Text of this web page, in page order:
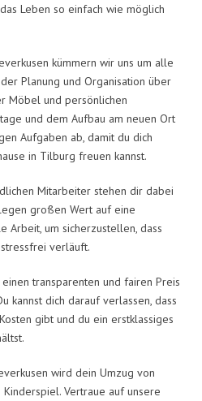
Leben so einfach wie möglich
kümmern wir uns um alle
Planung und Organisation über
Möbel und persönlichen
und dem Aufbau am neuen Ort
Aufgaben ab, damit du dich
in Tilburg freuen kannst.
Mitarbeiter stehen dir dabei
großen Wert auf eine
um sicherzustellen, dass
verläuft.
transparenten und fairen Preis
kannst dich darauf verlassen, dass
gibt und du ein erstklassiges
wird dein Umzug von
Vertraue auf unsere